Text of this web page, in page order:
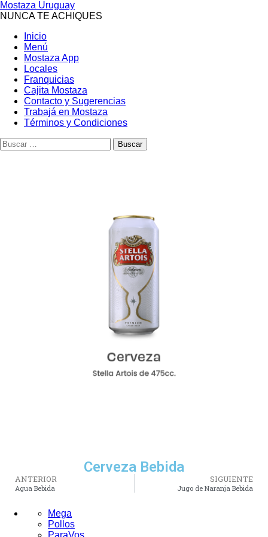
Mostaza Uruguay
NUNCA TE ACHIQUES
Inicio
Menú
Mostaza App
Locales
Franquicias
Cajita Mostaza
Contacto y Sugerencias
Trabajá en Mostaza
Términos y Condiciones
Cerveza Bebida
ANTERIOR
Agua Bebida
SIGUIENTE
Jugo de Naranja Bebida
Mega
Pollos
ParaVos